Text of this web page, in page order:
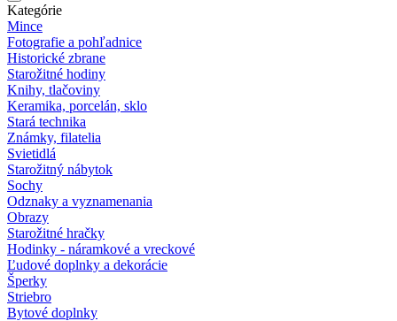
Kategórie
Mince
Fotografie a pohľadnice
Historické zbrane
Starožitné hodiny
Knihy, tlačoviny
Keramika, porcelán, sklo
Stará technika
Známky, filatelia
Svietidlá
Starožitný nábytok
Sochy
Odznaky a vyznamenania
Obrazy
Starožitné hračky
Hodinky - náramkové a vreckové
Ľudové doplnky a dekorácie
Šperky
Striebro
Bytové doplnky